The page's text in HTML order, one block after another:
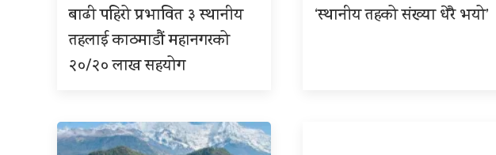
बाढी पहिरो प्रभावित ३ स्थानीय
तहलाई काठमाडौं महानगरको
२०/२० लाख सहयोग
‘स्थानीय तहको संख्या धेरै भयो’